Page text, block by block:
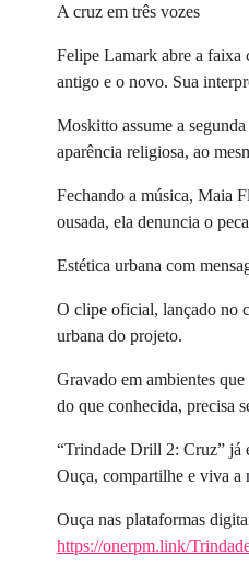
A cruz em três vozes
Felipe Lamark abre a faixa
antigo e o novo. Sua
Moskitto assume a
aparência religiosa, ao
Fechando a música, Maia
ousada, ela denuncia o
Estética urbana com
O clipe oficial, lançado no
urbana do projeto.
Gravado em ambientes
do que conhecida, precisa
“Trindade Drill 2: Cruz” já
Ouça, compartilhe e viva a
Ouça nas plataformas
https://onerpm.link/